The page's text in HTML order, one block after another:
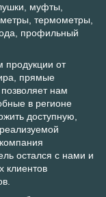
муфты,
термометры,
профильный
продукции от
прямые
позволяет нам
в регионе
доступную,
остался с нами и
клиентов